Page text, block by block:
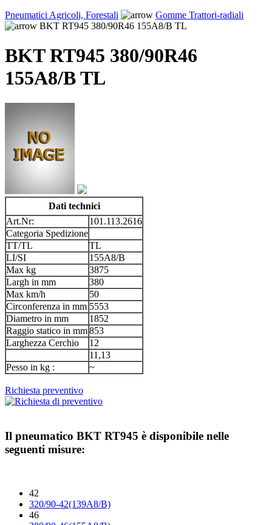
Pneumatici Agricoli, Forestali
Gomme Trattori-radiali
BKT RT945 380/90R46 155A8/B TL
BKT RT945 380/90R46
155A8/B TL
Dati technici
Art.Nr:
101.113.2616
Categoria Spedizione
TT/TL
TL
LI/SI
155A8/B
Max kg
3875
Largh in mm
380
Max km/h
50
Circonferenza in mm 5553
Diametro in mm
1852
Raggio statico in mm853
Larghezza Cerchio
12
11,13
Pesso in kg :
~
Richiesta preventivo
Il pneumatico BKT RT945 è disponibile nelle
seguenti misure:
42
320/90-42(139A8/B)
46